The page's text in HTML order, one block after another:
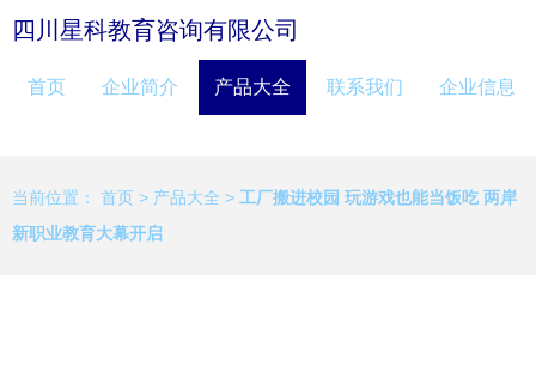
四川星科教育咨询有限公司
首页 企业简介 产品大全 联系我们 企业信息
当前位置： 首页 > 产品大全 > 工厂搬进校园 玩游戏也能当饭吃 两岸
新职业教育大幕开启